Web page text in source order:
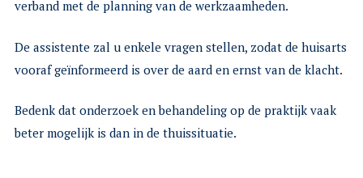
verband met de planning van de werkzaamheden.
De assistente zal u enkele vragen stellen, zodat de huisarts
vooraf geïnformeerd is over de aard en ernst van de klacht.
Bedenk dat onderzoek en behandeling op de praktijk vaak
beter mogelijk is dan in de thuissituatie.